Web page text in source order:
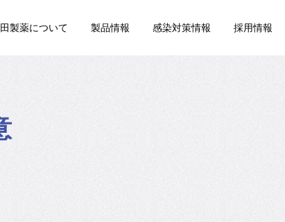
製薬について 製品情報 感染対策情報 採用情報